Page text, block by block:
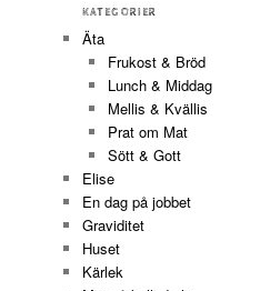
KATEGORIER
Äta
Frukost & Bröd
Lunch & Middag
Mellis & Kvällis
Prat om Mat
Sött & Gott
Elise
En dag på jobbet
Graviditet
Huset
Kärlek